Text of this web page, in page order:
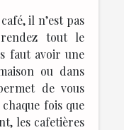
il n’est pas
tout le
faut avoir une
ou dans
de vous
fois que
les cafetières